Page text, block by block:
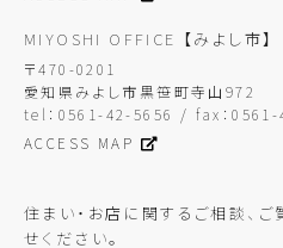
MIYOSHI OFFICE 【みよし市】
〒470-0201
愛知県みよし市黒笹町寺山972
tel：0561-42-5656 / fax：0561-
ACCESS MAP
住まい・お店に関するご相談、
せください。